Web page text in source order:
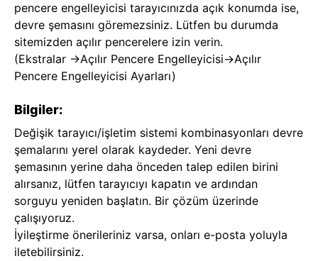
pencere engelleyicisi tarayıcınızda açık konumda ise,
devre şemasını göremezsiniz. Lütfen bu durumda
sitemizden açılır pencerelere izin verin.
(Ekstralar ->Açılır Pencere Engelleyicisi->Açılır
Pencere Engelleyicisi Ayarları)
Bilgiler:
Değişik tarayıcı/işletim sistemi kombinasyonları devre
şemalarını yerel olarak kaydeder. Yeni devre
şemasının yerine daha önceden talep edilen birini
alırsanız, lütfen tarayıcıyı kapatın ve ardından
sorguyu yeniden başlatın. Bir çözüm üzerinde
çalışıyoruz.
İyileştirme önerileriniz varsa, onları e-posta yoluyla
iletebilirsiniz.